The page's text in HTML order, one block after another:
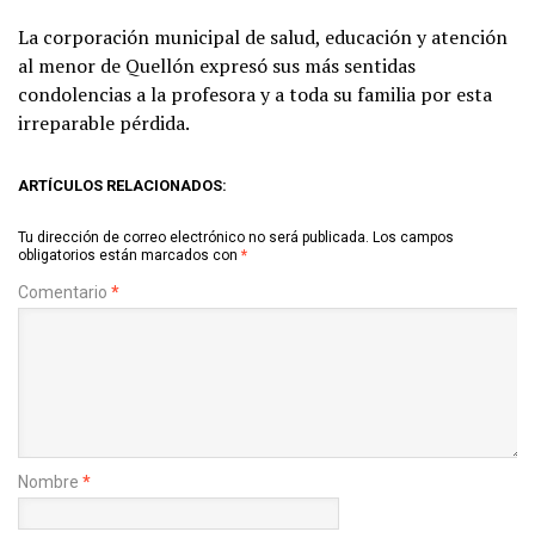
La corporación municipal de salud, educación y atención
al menor de Quellón expresó sus más sentidas
condolencias a la profesora y a toda su familia por esta
irreparable pérdida.
ARTÍCULOS RELACIONADOS:
Tu dirección de correo electrónico no será publicada. Los campos
obligatorios están marcados con *
Comentario *
Nombre *